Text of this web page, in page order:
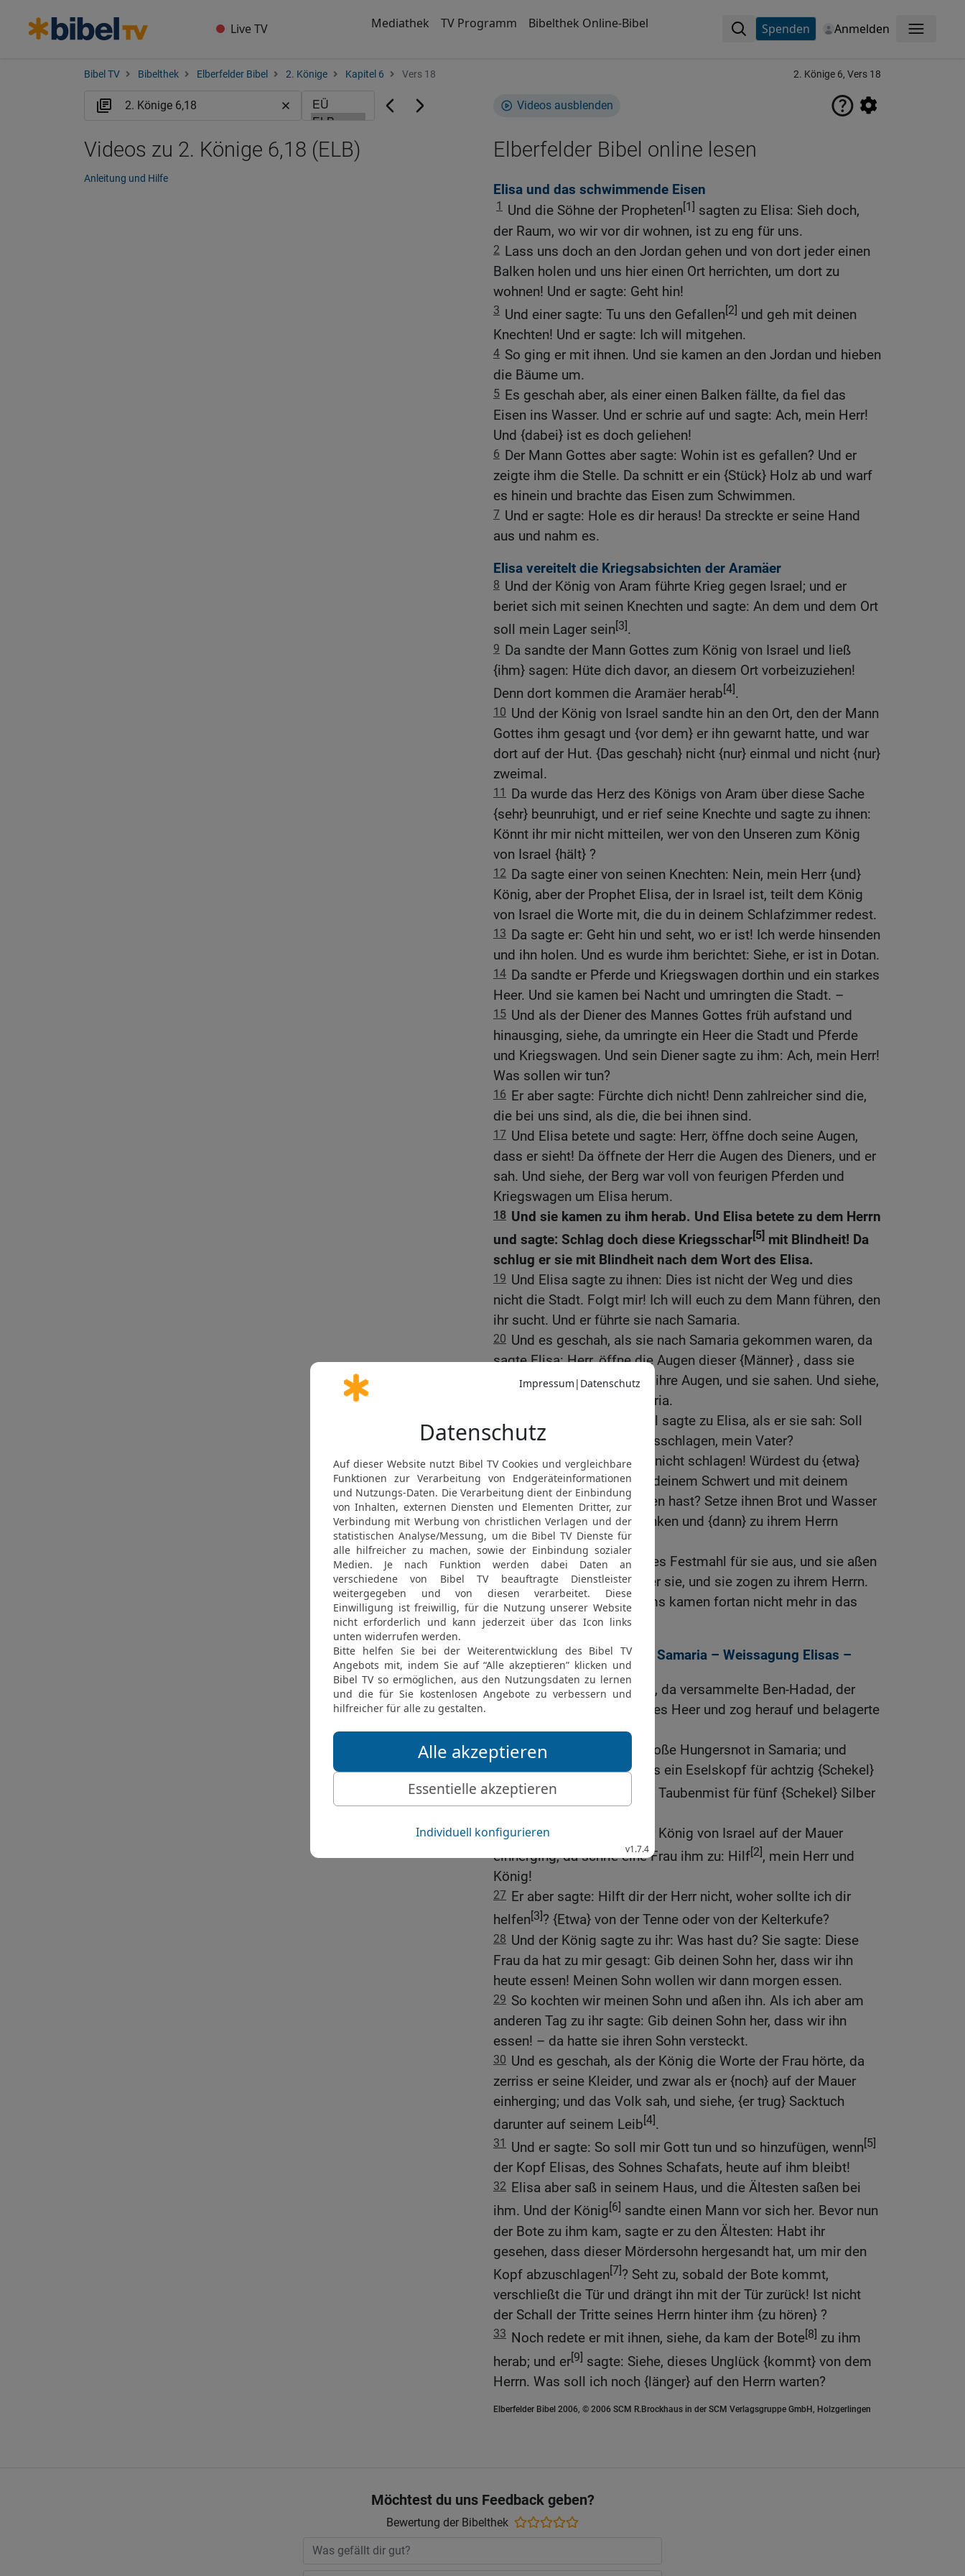
Live TV Mediathek TV Programm Bibelthek Online-Bibel Spenden Anmelden Menü
Bibel TV Bibelthek Elberfelder Bibel 2. Könige Kapitel 6 Vers 18 2. Könige 6, Vers 18
Videos ausblenden
Elberfelder Bibel online lesen
Elisa und das schwimmende Eisen
1 Und die Söhne der Propheten[1] sagten zu Elisa: Sieh doch,
der Raum, wo wir vor dir wohnen, ist zu eng für uns.
2 Lass uns doch an den Jordan gehen und von dort jeder einen
Balken holen und uns hier einen Ort herrichten, um dort zu
wohnen! Und er sagte: Geht hin!
3 Und einer sagte: Tu uns den Gefallen[2] und geh mit deinen
Knechten! Und er sagte: Ich will mitgehen.
4 So ging er mit ihnen. Und sie kamen an den Jordan und hieben
die Bäume um.
5 Es geschah aber, als einer einen Balken fällte, da fiel das
Eisen ins Wasser. Und er schrie auf und sagte: Ach, mein Herr!
Und {dabei} ist es doch geliehen!
6 Der Mann Gottes aber sagte: Wohin ist es gefallen? Und er
zeigte ihm die Stelle. Da schnitt er ein {Stück} Holz ab und warf
es hinein und brachte das Eisen zum Schwimmen.
7 Und er sagte: Hole es dir heraus! Da streckte er seine Hand
aus und nahm es.
Elisa vereitelt die Kriegsabsichten der Aramäer
8 Und der König von Aram führte Krieg gegen Israel; und er
beriet sich mit seinen Knechten und sagte: An dem und dem Ort
soll mein Lager sein[3].
9 Da sandte der Mann Gottes zum König von Israel und ließ
{ihm} sagen: Hüte dich davor, an diesem Ort vorbeizuziehen!
Denn dort kommen die Aramäer herab[4].
10 Und der König von Israel sandte hin an den Ort, den der Mann
Gottes ihm gesagt und {vor dem} er ihn gewarnt hatte, und war
dort auf der Hut. {Das geschah} nicht {nur} einmal und nicht {nur}
zweimal.
11 Da wurde das Herz des Königs von Aram über diese Sache
{sehr} beunruhigt, und er rief seine Knechte und sagte zu ihnen:
Könnt ihr mir nicht mitteilen, wer von den Unseren zum König
von Israel {hält} ?
12 Da sagte einer von seinen Knechten: Nein, mein Herr {und}
König, aber der Prophet Elisa, der in Israel ist, teilt dem König
von Israel die Worte mit, die du in deinem Schlafzimmer redest.
13 Da sagte er: Geht hin und seht, wo er ist! Ich werde hinsenden
und ihn holen. Und es wurde ihm berichtet: Siehe, er ist in Dotan.
14 Da sandte er Pferde und Kriegswagen dorthin und ein starkes
Heer. Und sie kamen bei Nacht und umringten die Stadt. –
15 Und als der Diener des Mannes Gottes früh aufstand und
hinausging, siehe, da umringte ein Heer die Stadt und Pferde
und Kriegswagen. Und sein Diener sagte zu ihm: Ach, mein Herr!
Was sollen wir tun?
16 Er aber sagte: Fürchte dich nicht! Denn zahlreicher sind die,
die bei uns sind, als die, die bei ihnen sind.
17 Und Elisa betete und sagte: Herr, öffne doch seine Augen,
dass er sieht! Da öffnete der Herr die Augen des Dieners, und er
sah. Und siehe, der Berg war voll von feurigen Pferden und
Kriegswagen um Elisa herum.
18 Und sie kamen zu ihm herab. Und Elisa betete zu dem Herrn
und sagte: Schlag doch diese Kriegsschar[5] mit Blindheit! Da
schlug er sie mit Blindheit nach dem Wort des Elisa.
19 Und Elisa sagte zu ihnen: Dies ist nicht der Weg und dies
nicht die Stadt. Folgt mir! Ich will euch zu dem Mann führen, den
ihr sucht. Und er führte sie nach Samaria.
20 Und es geschah, als sie nach Samaria gekommen waren, da
sagte Elisa: Herr, öffne die Augen dieser {Männer} , dass sie
sehen! Da öffnete der Herr ihre Augen, und sie sahen. Und siehe,
{sie waren} mitten in Samaria.
Und der König von Israel sagte zu Elisa, als er sie sah: Soll
ich losschlagen, soll ich losschlagen, mein Vater?
22 Er aber sagte: Du sollst nicht schlagen! Würdest du {etwa}
die erschlagen, die du mit deinem Schwert und mit deinem
Bogen gefangen genommen hast? Setze ihnen Brot und Wasser
vor, dass sie essen und trinken und {dann} zu ihrem Herrn
ziehen!
23 Und er richtete ein großes Festmahl für sie aus, und sie aßen
und tranken. Dann entließ er sie, und sie zogen zu ihrem Herrn.
Und die Streifscharen Arams kamen fortan nicht mehr in das
Land Israel.
Hungersnot im belagerten Samaria – Weissagung Elisas –
Samarias Rettung
24 Und es geschah danach, da versammelte Ben-Hadad, der
König von Aram, sein ganzes Heer und zog herauf und belagerte
Samaria.
25 Und es entstand eine große Hungersnot in Samaria; und
siehe, sie belagerten es, bis ein Eselskopf für achtzig {Schekel}
Silber und ein viertel Kab
Taubenmist für fünf {Schekel} Silber
26 Und es geschah, als der König von Israel auf der Mauer
einherging, da schrie eine Frau ihm zu: Hilf[2], mein Herr und
König!
27 Er aber sagte: Hilft dir der Herr nicht, woher sollte ich dir
helfen[3]? {Etwa} von der Tenne oder von der Kelterkufe?
28 Und der König sagte zu ihr: Was hast du? Sie sagte: Diese
Frau da hat zu mir gesagt: Gib deinen Sohn her, dass wir ihn
heute essen! Meinen Sohn wollen wir dann morgen essen.
29 So kochten wir meinen Sohn und aßen ihn. Als ich aber am
anderen Tag zu ihr sagte: Gib deinen Sohn her, dass wir ihn
essen! – da hatte sie ihren Sohn versteckt.
30 Und es geschah, als der König die Worte der Frau hörte, da
zerriss er seine Kleider, und zwar als er {noch} auf der Mauer
einherging; und das Volk sah, und siehe, {er trug} Sacktuch
darunter auf seinem Leib[4].
31 Und er sagte: So soll mir Gott tun und so hinzufügen, wenn[5]
der Kopf Elisas, des Sohnes Schafats, heute auf ihm bleibt!
32 Elisa aber saß in seinem Haus, und die Ältesten saßen bei
ihm. Und der König[6] sandte einen Mann vor sich her. Bevor nun
der Bote zu ihm kam, sagte er zu den Ältesten: Habt ihr
gesehen, dass dieser Mördersohn hergesandt hat, um mir den
Kopf abzuschlagen[7]? Seht zu, sobald der Bote kommt,
verschließt die Tür und drängt ihn mit der Tür zurück! Ist nicht
der Schall der Tritte seines Herrn hinter ihm {zu hören} ?
33 Noch redete er mit ihnen, siehe, da kam der Bote[8] zu ihm
herab; und er[9] sagte: Siehe, dieses Unglück {kommt} von dem
Herrn. Was soll ich noch {länger} auf den Herrn warten?
Elberfelder Bibel 2006, © 2006 SCM R.Brockhaus in der SCM Verlagsgruppe GmbH, Holzgerlingen
Videos zu 2. Könige 6,18 (ELB)
Anleitung und Hilfe
Möchtest du uns Feedback geben?
Bewertung der Bibelthek